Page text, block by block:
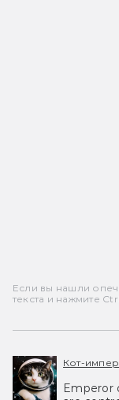
Если вы нашли
текста и нажмите
Кот-
Emperor